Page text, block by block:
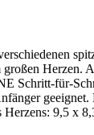
Herzen.
Schritt-für-
geeignet.
Herzens: 9,5 x